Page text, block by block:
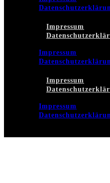
Impressum
Impressum
Impressum
Impressum